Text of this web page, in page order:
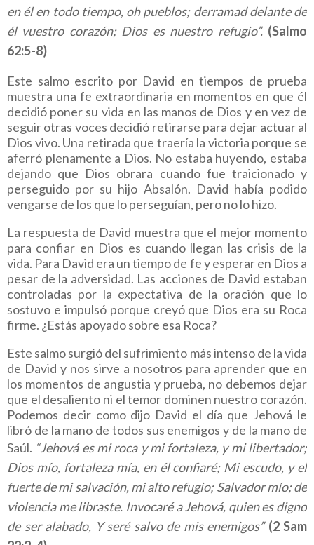
en él en todo tiempo, oh pueblos; derramad delante de
él vuestro corazón; Dios es nuestro refugio”. (Salmo
62:5-8)
Este salmo escrito por David en tiempos de prueba
muestra una fe extraordinaria en momentos en que él
decidió poner su vida en las manos de Dios y en vez de
seguir otras voces decidió retirarse para dejar actuar al
Dios vivo. Una retirada que traería la victoria porque se
aferró plenamente a Dios. No estaba huyendo, estaba
dejando que Dios obrara cuando fue traicionado y
perseguido por su hijo Absalón. David había podido
vengarse de los que lo perseguían, pero no lo hizo.
La respuesta de David muestra que el mejor momento
para confiar en Dios es cuando llegan las crisis de la
vida. Para David era un tiempo de fe y esperar en Dios a
pesar de la adversidad. Las acciones de David estaban
controladas por la expectativa de la oración que lo
sostuvo e impulsó porque creyó que Dios era su Roca
firme. ¿Estás apoyado sobre esa Roca?
Este salmo surgió del sufrimiento más intenso de la vida
de David y nos sirve a nosotros para aprender que en
los momentos de angustia y prueba, no debemos dejar
que el desaliento ni el temor dominen nuestro corazón.
Podemos decir como dijo David el día que Jehová le
libró de la mano de todos sus enemigos y de la mano de
Saúl. “Jehová es mi roca y mi fortaleza, y mi libertador;
Dios mío, fortaleza mía, en él confiaré; Mi escudo, y el
fuerte de mi salvación, mi alto refugio; Salvador mío; de
violencia me libraste. Invocaré a Jehová, quien es digno
de ser alabado, Y seré salvo de mis enemigos” (2 Sam